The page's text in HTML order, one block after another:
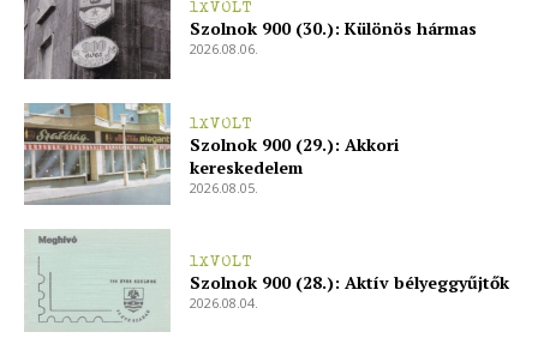
Hasznos
bSZ fiók
Előfizetés
Kapcsolat
Adatkezelési tájékoztató
Hirdetés
1XVOLT
Szolnok 900 (30.): Különös hármas
2026.08.06.
1XVOLT
Szolnok 900 (29.): Akkori
kereskedelem
2026.08.05.
1XVOLT
Szolnok 900 (28.): Aktív bélyeggyűjtők
2026.08.04.